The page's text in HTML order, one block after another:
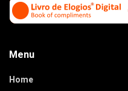
Menu
Home